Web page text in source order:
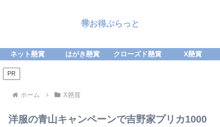
🉐お得ぷらっと
ネット懸賞 はがき懸賞 クローズド懸賞 X懸賞
PR
ホーム X懸賞
洋服の青山キャンペーンで吉野家プリカ1000